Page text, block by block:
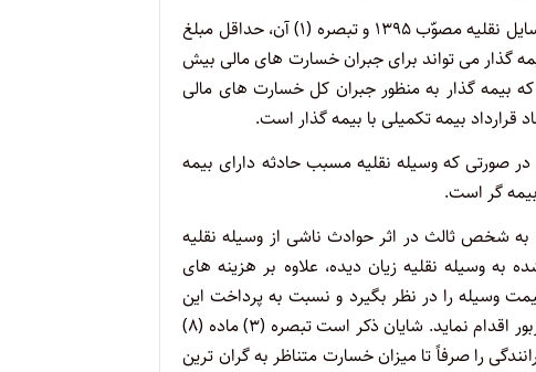
۲- وفق ماده (۸) قانون بیمه اجباری خسارت وارد شده به شخص ثالث در اثر حوادث ناشی از وسایل نقلیه مصوّب ۱۳۹۵ و تبصره (۱) آن، حداقل مبلغ
و نیم (۲/۵ %) تعهّدات بدنی است و بیمه گذار می تواند برای جبران خسارت های مالی بیش
بیمه گذار به منظور جبران کل خسارت های مالی
بیمه تکمیلی با بیمه گذار است.
شخص ثالث … در صورتی که وسیله نقلیه مسبب حادثه دارای بیمه
گر است.
اجباری خسارات وارد شده به شخص ثالث در اثر حوادث ناشی از وسیله نقلیه
شده به وسیله نقلیه زیان دیده، علاوه بر هزینه های
وسیله را در نظر بگیرد و نسبت به پرداخت این
موارد تا سقف تعهّدات مالی مندرج در بیمه شخص ثالث با رعایت تبصره (۳) ماده (۸) قانون مزبور اقدام نماید. شایان ذکر است تبصره (۳) ماده (۸)
را صرفاً تا میزان خسارت متناظر به گران ترین